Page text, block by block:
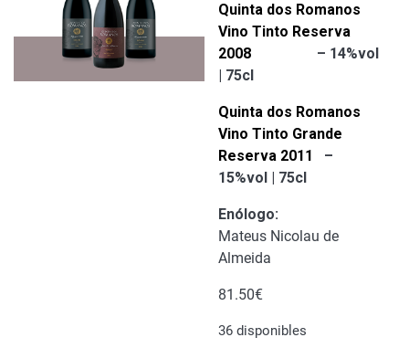
Quinta dos Romanos
Vino Tinto Reserva
2008
– 14%vol
| 75cl
Quinta dos Romanos
Vino Tinto Grande
Reserva 2011
–
15%vol | 75cl
Enólogo:
Mateus Nicolau de
Almeida
81.50€
36 disponibles